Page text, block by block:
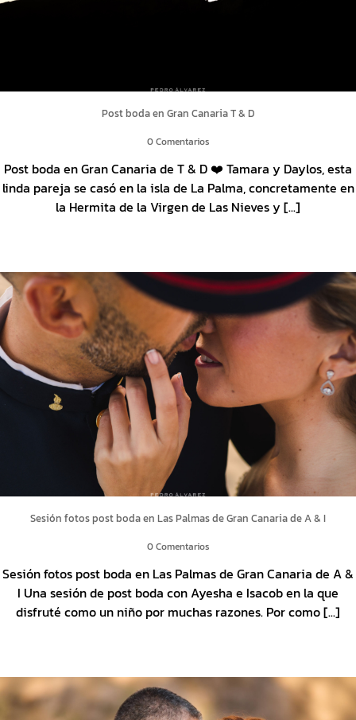
Post boda en Gran Canaria T & D
0 Comentarios
Post boda en Gran Canaria de T & D ❤️ Tamara y Daylos, esta
linda pareja se casó en la isla de La Palma, concretamente en
la Hermita de la Virgen de Las Nieves y [...]
Sesión fotos post boda en Las Palmas de Gran Canaria de A & I
0 Comentarios
Sesión fotos post boda en Las Palmas de Gran Canaria de A &
I Una sesión de post boda con Ayesha e Isacob en la que
disfruté como un niño por muchas razones. Por como [...]